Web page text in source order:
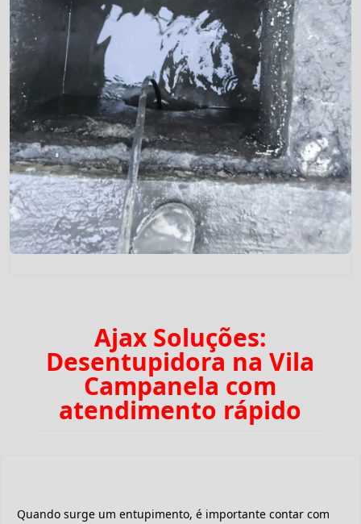
Ajax Soluções:
Desentupidora na Vila
Campanela com
atendimento rápido
Quando surge um entupimento, é importante contar com